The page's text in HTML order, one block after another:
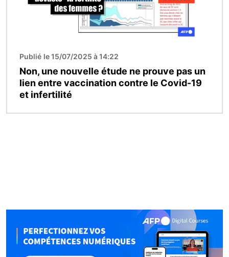
Publié le 15/07/2025 à 14:22
Non, une nouvelle étude ne prouve pas un
lien entre vaccination contre le Covid-19
et infertilité